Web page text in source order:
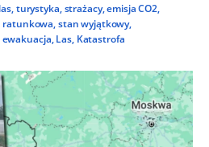
las,turystyka,strażacy,emisja CO2,
ratunkowa,stan wyjątkowy,
ewakuacja, Las, Katastrofa